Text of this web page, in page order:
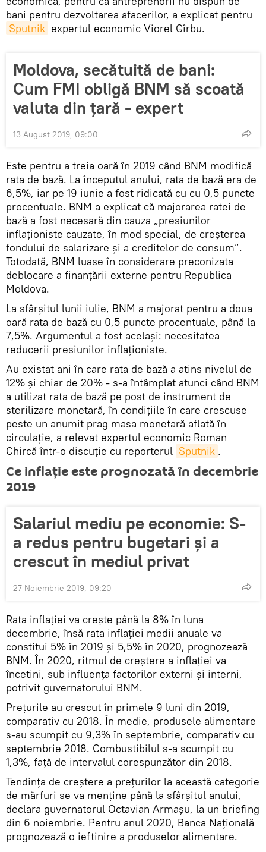
bani pentru dezvoltarea afacerilor, a explicat pentru
Sputnik expertul economic Viorel Gîrbu.
Moldova, secătuită de bani:
Cum FMI obligă BNM să scoată
valuta din țară - expert
13 August 2019, 09:00
Este pentru a treia oară în 2019 când BNM modifică
rata de bază. La începutul anului, rata de bază era de
6,5%, iar pe 19 iunie a fost ridicată cu cu 0,5 puncte
procentuale. BNM a explicat că majorarea ratei de
bază a fost necesară din cauza „presiunilor
inflaționiste cauzate, în mod special, de creșterea
fondului de salarizare și a creditelor de consum”.
Totodată, BNM luase în considerare preconizata
deblocare a finanțării externe pentru Republica
Moldova.
La sfârșitul lunii iulie, BNM a majorat pentru a doua
oară rata de bază cu 0,5 puncte procentuale, până la
7,5%. Argumentul a fost același: necesitatea
reducerii presiunilor inflaționiste.
Au existat ani în care rata de bază a atins nivelul de
12% și chiar de 20% - s-a întâmplat atunci când BNM
a utilizat rata de bază pe post de instrument de
sterilizare monetară, în condițiile în care crescuse
peste un anumit prag masa monetară aflată în
circulație, a relevat expertul economic Roman
Chircă într-o discuție cu reporterul Sputnik .
Ce inflație este prognozată în decembrie
2019
Salariul mediu pe economie: S-
a redus pentru bugetari și a
crescut în mediul privat
27 Noiembrie 2019, 09:20
Rata inflației va crește până la 8% în luna
decembrie, însă rata inflației medii anuale va
constitui 5% în 2019 și 5,5% în 2020, prognozează
BNM. În 2020, ritmul de creștere a inflației va
încetini, sub influența factorilor externi și interni,
potrivit guvernatorului BNM.
Prețurile au crescut în primele 9 luni din 2019,
comparativ cu 2018. În medie, produsele alimentare
s-au scumpit cu 9,3% în septembrie, comparativ cu
septembrie 2018. Combustibilul s-a scumpit cu
1,3%, față de intervalul corespunzător din 2018.
Tendința de creștere a prețurilor la această categorie
de mărfuri se va menține până la sfârșitul anului,
declara guvernatorul Octavian Armașu, la un briefing
din 6 noiembrie. Pentru anul 2020, Banca Națională
prognozează o ieftinire a produselor alimentare.